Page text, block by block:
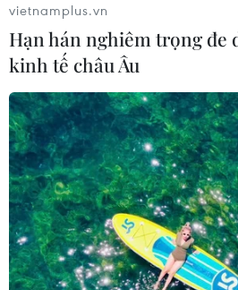
Dow Jones lập đỉnh kỷ lục nhờ
biến tích cực tại Trung Đông
05/08/2026 23:27
Chứng khoán châu Á đồng
nhờ đà hồi phục của cổ phiếu
nghệ
05/08/2026 11:00
vietnamplus.vn
Hạn hán nghiêm trọng đe
kinh tế châu Âu